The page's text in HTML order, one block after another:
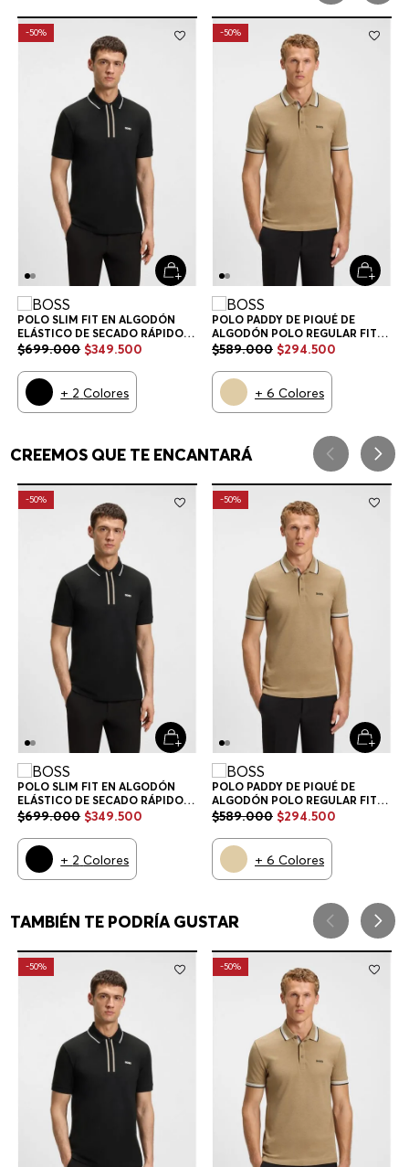
-50%
POLO SLIM FIT EN ALGODÓN
ELÁSTICO DE SECADO RÁPIDO
POLO SLIM FIT HOMBRE
$699.000 $349.500
+ 2 Colores
-50%
POLO PADDY DE PIQUÉ DE
ALGODÓN POLO REGULAR FIT
HOMBRE
$589.000 $294.500
+ 6 Colores
CREEMOS QUE TE ENCANTARÁ
-50%
POLO SLIM FIT EN ALGODÓN
ELÁSTICO DE SECADO RÁPIDO
POLO SLIM FIT HOMBRE
$699.000 $349.500
+ 2 Colores
-50%
POLO PADDY DE PIQUÉ DE
ALGODÓN POLO REGULAR FIT
HOMBRE
$589.000 $294.500
+ 6 Colores
TAMBIÉN TE PODRÍA GUSTAR
-50% -50%